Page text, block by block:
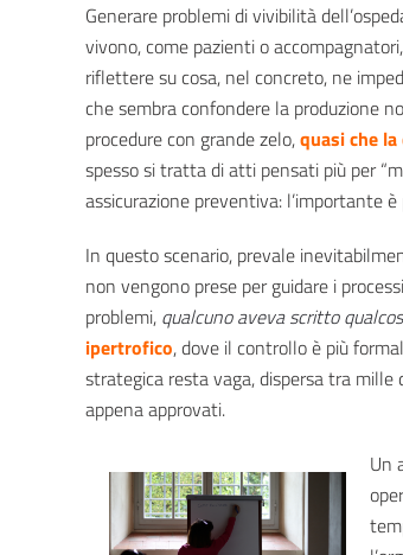
Generare problemi di vivibilità
vivono, come pazienti o
riflettere su cosa, nel concreto, ne
che sembra confondere la produzione
procedure con grande zelo,quasi che
spesso si tratta di atti pensati più per
assicurazione preventiva: l’importante è
In questo scenario, prevale
non vengono prese per guidare i
problemi, qualcuno aveva scritto
ipertrofico, dove il controllo è più
strategica resta vaga, dispersa tra
appena approvati.
Un